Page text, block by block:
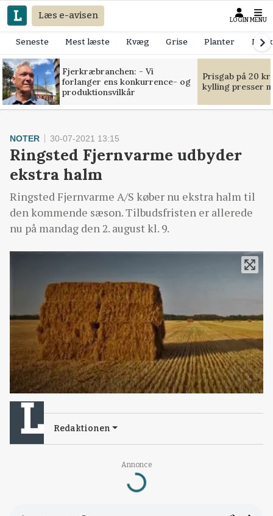
Læs e-avisen LOGIN MENU
Seneste Mest læste Kvæg Grise Planter
Fjerkræbranchen: - Vi
forlanger ens konkurrence- og
produktionsvilkår
Prisgab på 20
kylling presser
Annonce
Loading...
NOTER 30-07-2021 13:15
Ringsted Fjernvarme udbyder
ekstra halm
Ringsted Fjernvarme A/S køber nu ekstra halm til
den kommende sæson. Tilbudsfristen er allerede
nu på mandag den 2. august kl. 9.
Redaktionen